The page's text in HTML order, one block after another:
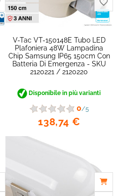
V-Tac VT-150148E Tubo LED
Plafoniera 48W Lampadina
Chip Samsung IP65 150cm Con
Batteria Di Emergenza - SKU
2120221 / 2120220
Disponibile in più varianti
0/5
138,74 €